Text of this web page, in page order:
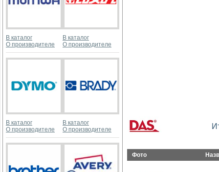
В каталог
О производителе
В каталог
О производителе
В каталог
О производителе
В каталог
О производителе
Фото